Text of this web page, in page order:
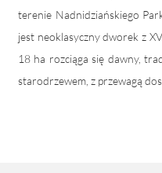
terenie Nadnidziańskiego
jest neoklasyczny dworek z
18 ha rozciąga się dawny,
starodrzewem, z przewagą